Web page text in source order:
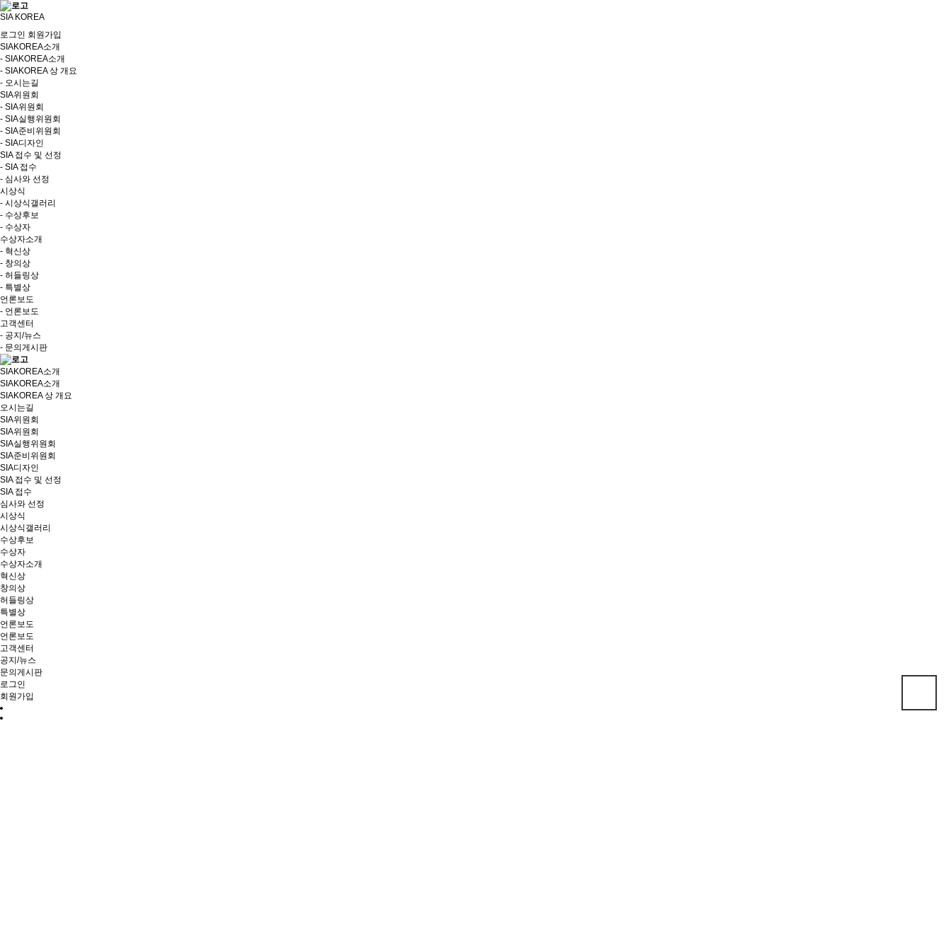
SIA KOREA
로그인 회원가입
SIAKOREA소개
- SIAKOREA소개
- SIAKOREA 상 개요
- 오시는길
SIA위원회
- SIA위원회
- SIA실행위원회
- SIA준비위원회
- SIA디자인
SIA 접수 및 선정
- SIA 접수
- 심사와 선정
시상식
- 시상식갤러리
- 수상후보
- 수상자
수상자소개
- 혁신상
- 창의상
- 허들링상
- 특별상
언론보도
- 언론보도
고객센터
- 공지/뉴스
- 문의게시판
SIAKOREA소개
SIAKOREA소개
SIAKOREA 상 개요
오시는길
SIA위원회
SIA위원회
SIA실행위원회
SIA준비위원회
SIA디자인
SIA 접수 및 선정
SIA 접수
심사와 선정
시상식
시상식갤러리
수상후보
수상자
수상자소개
혁신상
창의상
허들링상
특별상
언론보도
언론보도
고객센터
공지/뉴스
문의게시판
로그인
회원가입